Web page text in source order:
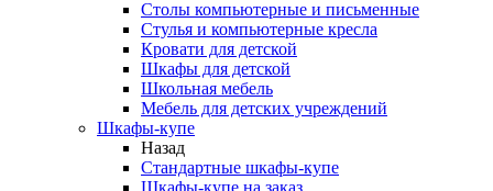
Столы компьютерные и письменные
Стулья и компьютерные кресла
Кровати для детской
Шкафы для детской
Школьная мебель
Мебель для детских учреждений
Шкафы-купе
Назад
Стандартные шкафы-купе
Шкафы-купе на заказ